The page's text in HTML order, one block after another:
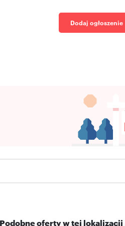
Dodaj ogłoszenie
Podobne oferty w tej lokalizacji